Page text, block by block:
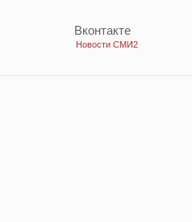
Вконтакте
Новости СМИ2